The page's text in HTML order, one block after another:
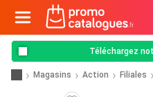
Téléchargez
Magasins Action Filiales